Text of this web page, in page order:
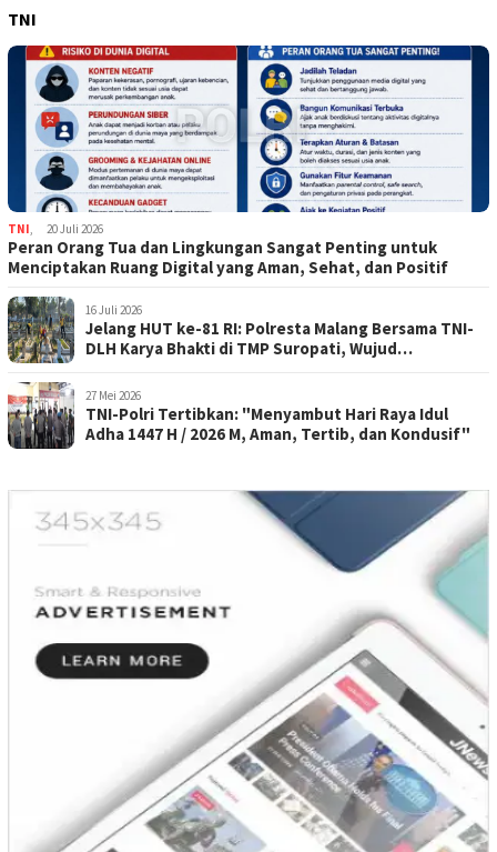
TNI
TNI 20 Juli 2026
Peran Orang Tua dan Lingkungan Sangat Penting untuk
Menciptakan Ruang Digital yang Aman, Sehat, dan Positif
16 Juli 2026
Jelang HUT ke-81 RI: Polresta Malang Bersama TNI-
DLH Karya Bhakti di TMP Suropati, Wujud
27 Mei 2026
TNI-Polri Tertibkan: "Menyambut Hari Raya Idul
Adha 1447 H / 2026 M, Aman, Tertib, dan Kondusif"